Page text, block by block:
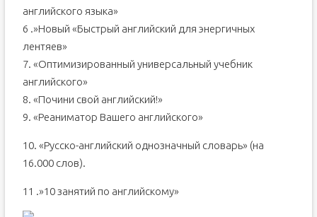
английского языка»
6 .»Новый «Быстрый английский для энергичных
лентяев»
7. «Оптимизированный универсальный учебник
английского»
8. «Почини свой английский!»
9. «Реаниматор Вашего английского»
10. «Русско-английский однозначный словарь» (на
16.000 слов).
11 .»10 занятий по английскому»